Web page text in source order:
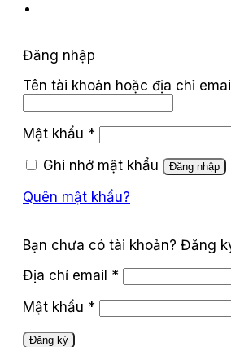
Đăng nhập
Tên tài khoản hoặc địa chỉ email
Mật khẩu *
Ghi nhớ mật khẩu
Đăng nhập
Quên mật khẩu?
Địa chỉ email *
Mật khẩu *
Đăng ký